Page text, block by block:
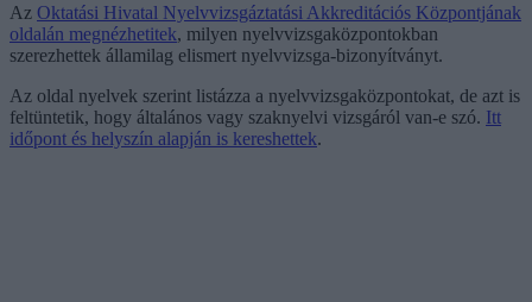
Az Oktatási Hivatal Nyelvvizsgáztatási Akkreditációs Központjának
oldalán megnézhetitek, milyen nyelvvizsgaközpontokban
szerezhettek államilag elismert nyelvvizsga-bizonyítványt.
Az oldal nyelvek szerint listázza a nyelvvizsgaközpontokat, de azt is
feltüntetik, hogy általános vagy szaknyelvi vizsgáról van-e szó. Itt
időpont és helyszín alapján is kereshettek.